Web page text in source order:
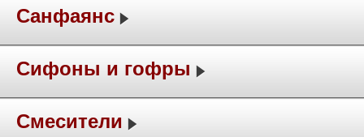
Санфаянс
Сифоны и гофры
Смесители